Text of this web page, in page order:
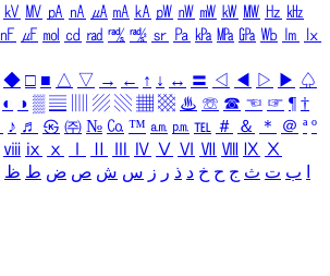
㎸ ㎹ ㎀ ㎁ ㎂ ㎃ ㎄ ㎺ ㎻ ㎽ ㎾ ㎿ ㎐ ㎑
㎋ ㎌ ㏖ ㏅ ㎭ ㎮ ㎯ ㏛ ㎩ ㎪ ㎫ ㎬ ㏝ ㏐
㏓
◆ □ ■ △ ▽ → ← ↑ ↓ ↔ 〓 ◁ ◀ ▷ ▶ ♤
◐ ◑ ▒ ▤ ▨ ▧ ▦ ▩ ♨ ☏ ☎ ☜ ☞ ¶ †
♪ ♬ ㉿ ㈜ № ㏇ ™ ㏂ ㏘ ℡ ＃ ＆ ＊ ＠ ª º
ⅷ ⅸ ⅹ Ⅳ Ⅴ Ⅵ Ⅶ Ⅷ Ⅸ Ⅹ
ب ت ث ج ح خ د ذ ر ز س ش ص ض ط ظ